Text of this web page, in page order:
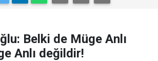
Belki de Müge Anlı
Anlı değildir!